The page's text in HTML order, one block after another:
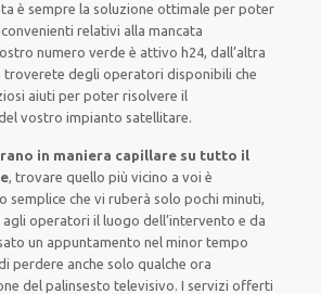
è sempre la soluzione ottimale per poter
relativi alla mancata
numero verde è attivo h24, dall’altra
troverete degli operatori disponibili che
aiuti per poter risolvere il
vostro impianto satellitare.
in maniera capillare su tutto il
, trovare quello più vicino a voi è
semplice che vi ruberà solo pochi minuti,
agli operatori il luogo dell’intervento e da
un appuntamento nel minor tempo
perdere anche solo qualche ora
del palinsesto televisivo. I servizi offerti